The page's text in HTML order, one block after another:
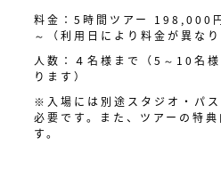
料金：5時間ツアー
～​（利用日により料金が異なり
人数：４名様まで（5～10名
ります）
※入場には別途スタジオ・パ
必要です。また、ツアーの特
す。